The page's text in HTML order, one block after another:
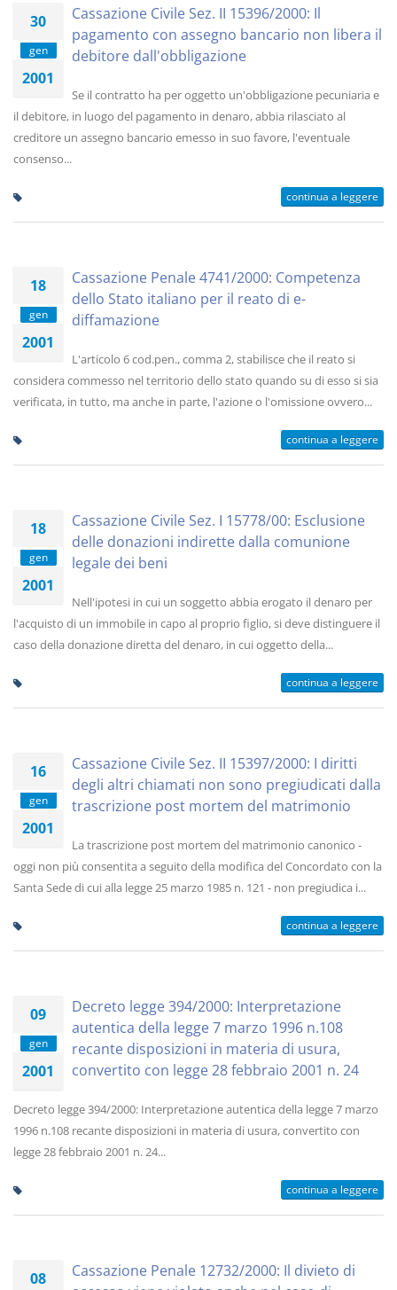
30
gen
2001
Cassazione Civile Sez. II 15396/2000: Il
pagamento con assegno bancario non libera il
debitore dall'obbligazione
Se il contratto ha per oggetto un'obbligazione pecuniaria e
il debitore, in luogo del pagamento in denaro, abbia rilasciato al
creditore un assegno bancario emesso in suo favore, l'eventuale
consenso...
continua a leggere
18
gen
2001
Cassazione Penale 4741/2000: Competenza
dello Stato italiano per il reato di e-
diffamazione
L'articolo 6 cod.pen., comma 2, stabilisce che il reato si
considera commesso nel territorio dello stato quando su di esso si sia
verificata, in tutto, ma anche in parte, l'azione o l'omissione ovvero...
continua a leggere
18
gen
2001
Cassazione Civile Sez. I 15778/00: Esclusione
delle donazioni indirette dalla comunione
legale dei beni
Nell'ipotesi in cui un soggetto abbia erogato il denaro per
l'acquisto di un immobile in capo al proprio figlio, si deve distinguere il
caso della donazione diretta del denaro, in cui oggetto della...
continua a leggere
16
gen
2001
Cassazione Civile Sez. II 15397/2000: I diritti
degli altri chiamati non sono pregiudicati dalla
trascrizione post mortem del matrimonio
La trascrizione post mortem del matrimonio canonico -
oggi non più consentita a seguito della modifica del Concordato con la
Santa Sede di cui alla legge 25 marzo 1985 n. 121 - non pregiudica i...
continua a leggere
09
gen
2001
Decreto legge 394/2000: Interpretazione
autentica della legge 7 marzo 1996 n.108
recante disposizioni in materia di usura,
convertito con legge 28 febbraio 2001 n. 24
Decreto legge 394/2000: Interpretazione autentica della legge 7 marzo
1996 n.108 recante disposizioni in materia di usura, convertito con
legge 28 febbraio 2001 n. 24...
continua a leggere
08
Cassazione Penale 12732/2000: Il divieto di